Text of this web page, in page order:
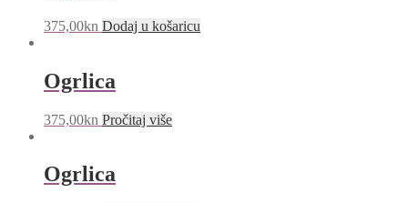
375,00kn Dodaj u košaricu
Ogrlica
375,00kn Pročitaj više
Ogrlica